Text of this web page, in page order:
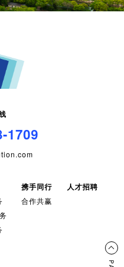
1709
携手同行
合作共赢
人才招聘